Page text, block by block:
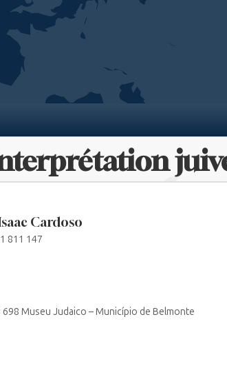
Cardoso
811 147
Museu Judaico – Município de Belmonte